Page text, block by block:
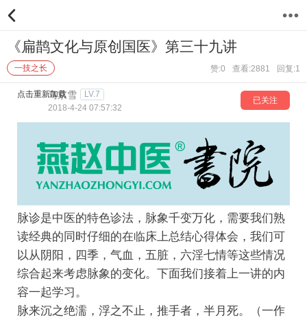
《扁鹊文化与原创国医》第三十九讲
一技之长 赞:0 查看:2881 回复:1
点击重新加载
马京雪 LV.7
已关注
2018-4-24 07:57:32
脉诊是中医的特色诊法，脉象千变万化，需要我们熟
读经典的同时仔细的在临床上总结心得体会，我们可
以从阴阳，四季，气血，五脏，六淫七情等这些情况
综合起来考虑脉象的变化。下面我们接着上一讲的内
容一起学习。
脉来沉之绝濡，浮之不止，推手者，半月死。（一作